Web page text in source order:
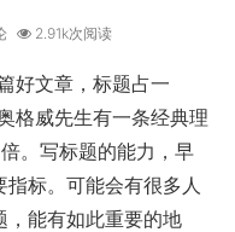
2.91k次阅读
好文章，标题占一
格威先生有一条经典理
。写标题的能力，早
标。可能会有很多人
，能有如此重要的地